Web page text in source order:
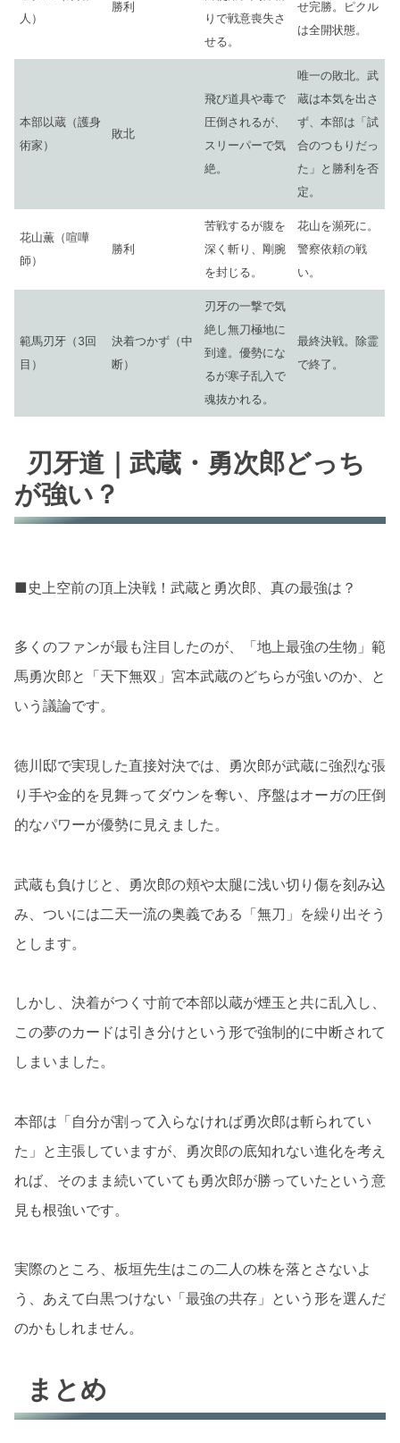
人）
勝利
りで戦意喪失さ
せる。
せ完勝。ピクル
は全開状態。
本部以蔵（護身
術家）
敗北
飛び道具や毒で
圧倒されるが、
スリーパーで気
絶。
唯一の敗北。武
蔵は本気を出さ
ず、本部は「試
合のつもりだっ
た」と勝利を否
定。
花山薫（喧嘩
師）
勝利
苦戦するが腹を
深く斬り、剛腕
を封じる。
花山を瀕死に。
警察依頼の戦
い。
範馬刃牙（3回
目）
決着つかず（中
断）
刃牙の一撃で気
絶し無刀極地に
到達。優勢にな
るが寒子乱入で
魂抜かれる。
最終決戦。除霊
で終了。
刃牙道｜武蔵・勇次郎どっち
が強い？
■史上空前の頂上決戦！武蔵と勇次郎、真の最強は？
多くのファンが最も注目したのが、「地上最強の生物」範
馬勇次郎と「天下無双」宮本武蔵のどちらが強いのか、と
いう議論です。
徳川邸で実現した直接対決では、勇次郎が武蔵に強烈な張
り手や金的を見舞ってダウンを奪い、序盤はオーガの圧倒
的なパワーが優勢に見えました。
武蔵も負けじと、勇次郎の頬や太腿に浅い切り傷を刻み込
み、ついには二天一流の奥義である「無刀」を繰り出そう
とします。
しかし、決着がつく寸前で本部以蔵が煙玉と共に乱入し、
この夢のカードは引き分けという形で強制的に中断されて
しまいました。
本部は「自分が割って入らなければ勇次郎は斬られてい
た」と主張していますが、勇次郎の底知れない進化を考え
れば、そのまま続いていても勇次郎が勝っていたという意
見も根強いです。
実際のところ、板垣先生はこの二人の株を落とさないよ
う、あえて白黒つけない「最強の共存」という形を選んだ
のかもしれません。
まとめ